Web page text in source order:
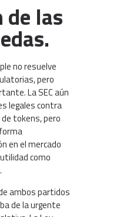
de las
no resuelve
pero
La SEC aún
legales contra
tokens, pero
en el mercado
como
ambos partidos
de la urgente